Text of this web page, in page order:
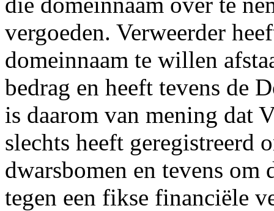
vergoeden. Verweerder
domeinnaam te willen
bedrag en heeft tevens de
is daarom van mening dat
slechts heeft geregistreerd
dwarsbomen en tevens om
tegen een fikse financiële